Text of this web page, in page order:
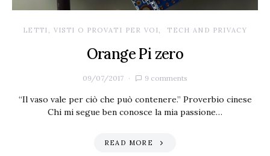
LETTI, VISTI O PROVATI PER VOI TECH AND PRIVACY
Orange Pi zero
09/07/2017 9 comments
“Il vaso vale per ciò che può contenere.” Proverbio cinese
Chi mi segue ben conosce la mia passione…
READ MORE